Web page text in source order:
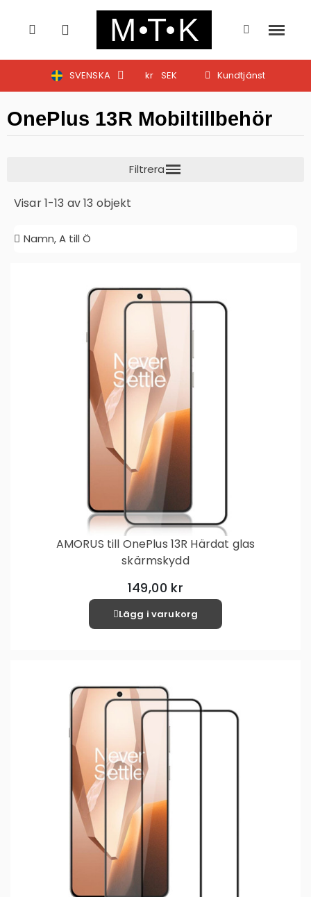
SVENSKA kr SEK Kundtjänst
OnePlus 13R Mobiltillbehör
Visar 1-13 av 13 objekt
AMORUS till OnePlus 13R Härdat glas
skärmskydd
149,00 kr
Lägg i varukorg